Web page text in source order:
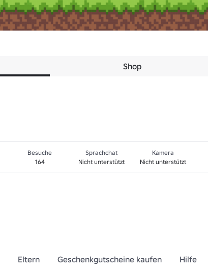
Shop
Besuche
164
Sprachchat
Nicht unterstützt
Kamera
Nicht unterstützt
Eltern Geschenkgutscheine kaufen Hilfe